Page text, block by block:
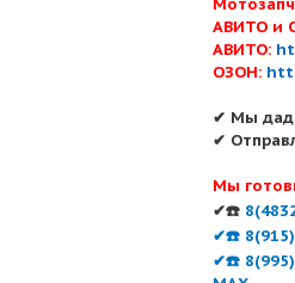
АВИТО и
АВИТО:
ОЗОН:
✔ Мы
✔
Мы
✔☎️
✔☎️
✔☎️